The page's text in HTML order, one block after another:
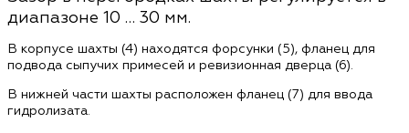
диапазоне 10 … 30 мм.
В корпусе шахты (4) находятся форсунки (5), фланец для
подвода сыпучих примесей и ревизионная дверца (6).
В нижней части шахты расположен фланец (7) для ввода
гидролизата.